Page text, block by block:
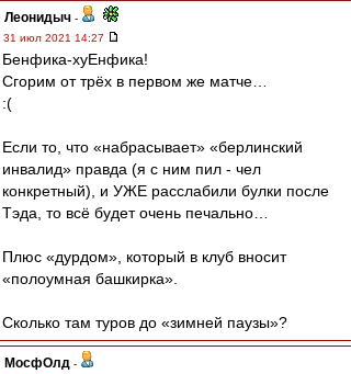
Леонидыч -
31 июл 2021 14:27
Бенфика-хуЕнфика!
Сгорим от трёх в первом же матче…
:(
Если то, что «набрасывает» «берлинский
инвалид» правда (я с ним пил - чел
конкретный), и УЖЕ расслабили булки после
Тэда, то всё будет очень печально…
Плюс «дурдом», который в клуб вносит
«полоумная башкирка».
Сколько там туров до «зимней паузы»?
МосфОлд -